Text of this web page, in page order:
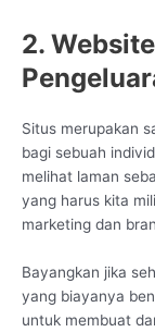
2.
Situs merupakan
bagi sebuah
melihat laman
yang harus kita
marketing dan
Bayangkan jika
yang biayanya
untuk membuat